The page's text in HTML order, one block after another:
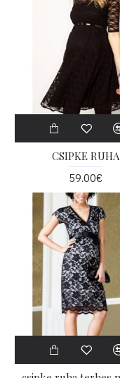
CSIPKE RUHA
59.00€